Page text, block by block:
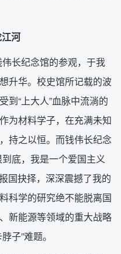
河
长纪念馆的参观，于我
升华。校史馆所记载的波
到“上大人”血脉中流淌的
为材料学子，在充满未知
持之以恒。而钱伟长纪念
底，我是一个爱国主义
国抉择，深深震撼了我的
科学的研究绝不能脱离国
新能源等领域的重大战略
子”难题。